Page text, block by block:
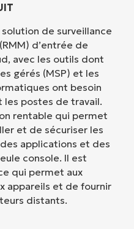
de surveillance
d’entrée de
avec les outils dont
gérés (MSP) et les
ont besoin
les postes de travail.
rentable qui permet
et de sécuriser les
applications et des
console. Il est
qui permet aux
appareils et de fournir
distants.